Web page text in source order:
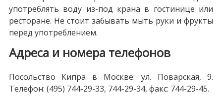
употреблять воду из-под крана в гостинице или
ресторане. Не стоит забывать мыть руки и фрукты
перед употреблением.
Адреса и номера телефонов
Посольство Кипра в Москве: ул. Поварская, 9.
Телефон: (495) 744-29-33, 744-29-34, факс: 744-29-45.